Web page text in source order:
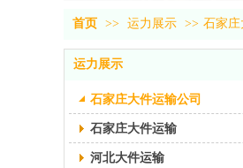
首页 >> 运力展示 >> 石家庄
运力展示
石家庄大件运输公司
石家庄大件运输
河北大件运输